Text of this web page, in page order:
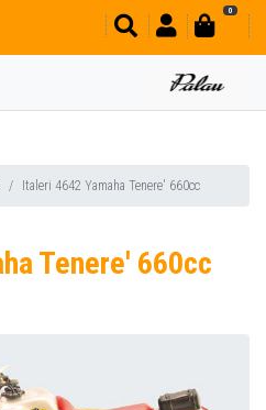
0
Italeri 4642 Yamaha Tenere' 660cc
Tenere' 660cc